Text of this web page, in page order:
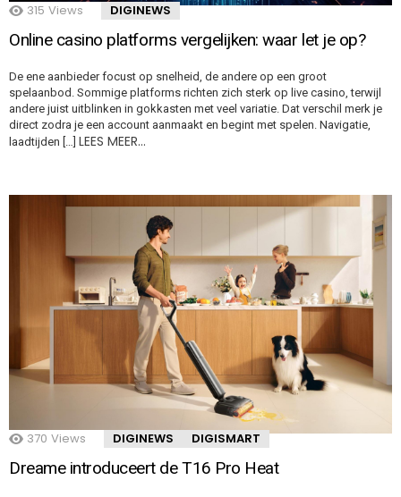
315 Views DIGINEWS
Online casino platforms vergelijken: waar let je op?
De ene aanbieder focust op snelheid, de andere op een groot
spelaanbod. Sommige platforms richten zich sterk op live casino, terwijl
andere juist uitblinken in gokkasten met veel variatie. Dat verschil merk je
direct zodra je een account aanmaakt en begint met spelen. Navigatie,
laadtijden […] LEES MEER…
370 Views DIGINEWS DIGISMART
Dreame introduceert de T16 Pro Heat